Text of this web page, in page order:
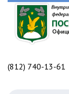
(812) 740-13-61